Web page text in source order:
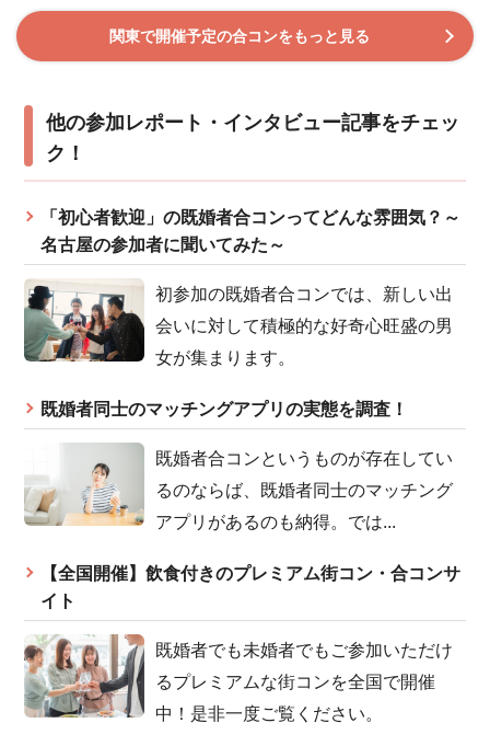
関東で開催予定の合コンをもっと見る
他の参加レポート・インタビュー記事をチェッ
ク！
「初心者歓迎」の既婚者合コンってどんな雰囲気？～
名古屋の参加者に聞いてみた～
初参加の既婚者合コンでは、新しい出
会いに対して積極的な好奇心旺盛の男
女が集まります。
既婚者同士のマッチングアプリの実態を調査！
既婚者合コンというものが存在してい
るのならば、既婚者同士のマッチング
アプリがあるのも納得。では...
【全国開催】飲食付きのプレミアム街コン・合コンサ
イト
既婚者でも未婚者でもご参加いただけ
るプレミアムな街コンを全国で開催
中！是非一度ご覧ください。